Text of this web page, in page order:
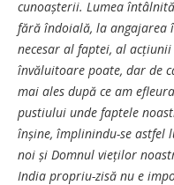
cunoașterii. Lumea
fără îndoială, la angajarea
necesar al faptei, al
învăluitoare poate, dar de
mai ales după ce am
pustiului unde faptele
înșine, împlinindu-se astfel
noi și Domnul vieților
India propriu-zisă nu e